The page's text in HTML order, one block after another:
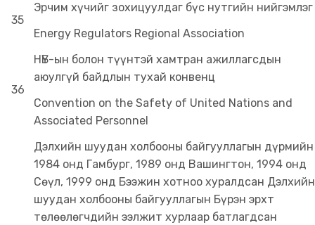
35
Эрчим хүчийг зохицуулдаг бүс нутгийн нийгэмлэг
Energy Regulators Regional Association
36
НҮБ-ын болон түүнтэй хамтран ажиллагсдын
аюулгүй байдлын тухай конвенц
Convention on the Safety of United Nations and
Associated Personnel
Дэлхийн шуудан холбооны байгууллагын дүрмийн
1984 онд Гамбург, 1989 онд Вашингтон, 1994 онд
Сөүл, 1999 онд Бээжин хотноо хуралдсан Дэлхийн
шуудан холбооны байгууллагын Бүрэн эрхт
төлөөлөгчдийн ээлжит хурлаар батлагдсан